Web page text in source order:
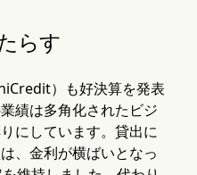
らす
）も好決算を発表
績は多角化されたビジ
にしています。貸出に
、金利が横ばいとなっ